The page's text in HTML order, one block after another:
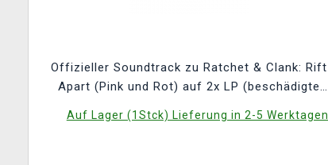
Offizieller Soundtrack zu Ratchet & Clank: Rift
Apart (Pink und Rot) auf 2x LP (beschädigte
Auf Lager (1Stck) Lieferung in 2-5 Werktagen.